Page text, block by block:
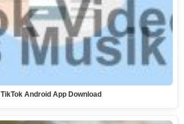
TikTok Android App Download